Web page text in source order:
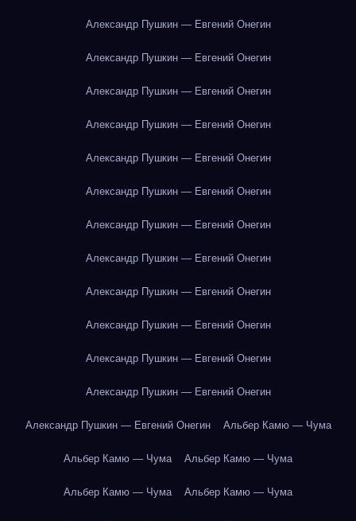
Александр Пушкин — Евгений Онегин
Александр Пушкин — Евгений Онегин
Александр Пушкин — Евгений Онегин
Александр Пушкин — Евгений Онегин
Александр Пушкин — Евгений Онегин
Александр Пушкин — Евгений Онегин
Александр Пушкин — Евгений Онегин
Александр Пушкин — Евгений Онегин
Александр Пушкин — Евгений Онегин
Александр Пушкин — Евгений Онегин
Александр Пушкин — Евгений Онегин
Александр Пушкин — Евгений Онегин
Александр Пушкин — Евгений Онегин Альбер Камю — Чума
Альбер Камю — Чума Альбер Камю — Чума
Альбер Камю — Чума Альбер Камю — Чума